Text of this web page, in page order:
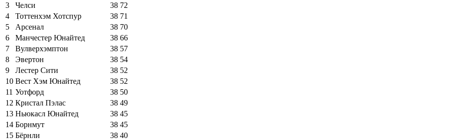
3
Челси 38 72
4
Тоттенхэм Хотспур 38 71
5
Арсенал 38 70
6
Манчестер Юнайтед 38 66
7
Вулверхэмптон 38 57
8
Эвертон 38 54
9
Лестер Сити 38 52
10 Вест Хэм Юнайтед 38 52
11 Уотфорд 38 50
12 Кристал Пэлас 38 49
13 Ньюкасл Юнайтед 38 45
14 Борнмут 38 45
15 Бёрнли 38 40